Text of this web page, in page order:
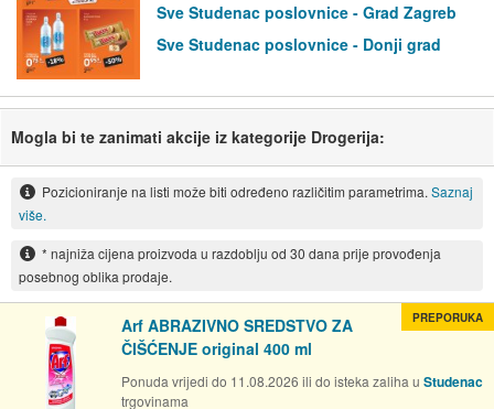
Sve Studenac poslovnice - Grad Zagreb
Sve Studenac poslovnice - Donji grad
Mogla bi te zanimati akcije iz kategorije Drogerija:
Pozicioniranje na listi može biti određeno različitim parametrima. Saznaj
više.
* najniža cijena proizvoda u razdoblju od 30 dana prije provođenja
posebnog oblika prodaje.
Arf ABRAZIVNO SREDSTVO ZA
ČIŠĆENJE original 400 ml
Ponuda vrijedi do 11.08.2026 ili do isteka zaliha u Studenac
trgovinama
PREPORUKA